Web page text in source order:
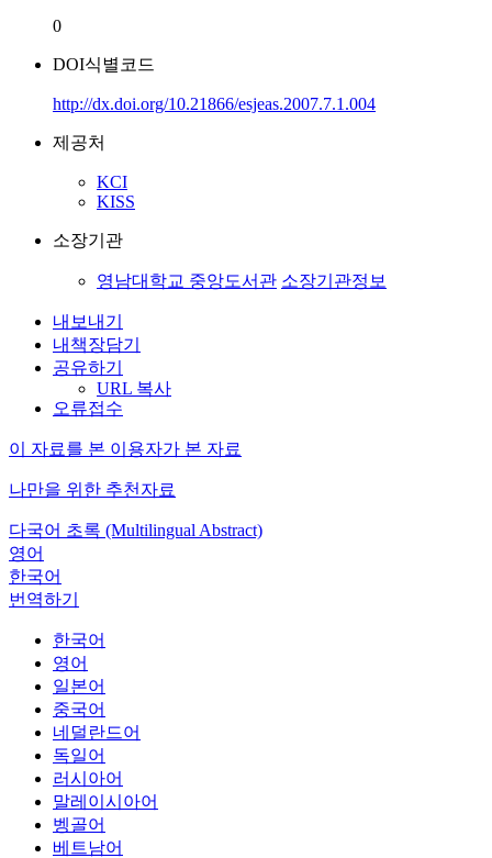
0
DOI식별코드
http://dx.doi.org/10.21866/esjeas.2007.7.1.004
제공처
KCI
KISS
소장기관
영남대학교 중앙도서관 소장기관정보
내보내기
내책장담기
공유하기
URL 복사
오류접수
이 자료를 본 이용자가 본 자료
나만을 위한 추천자료
다국어 초록 (Multilingual Abstract)
영어
한국어
번역하기
한국어
영어
일본어
중국어
네덜란드어
독일어
러시아어
말레이시아어
벵골어
베트남어